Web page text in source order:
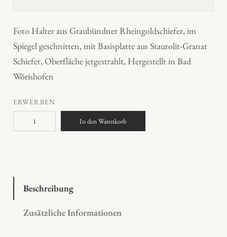
Foto Halter aus Graubündner Rheingoldschiefer, im
Spiegel geschnitten, mit Basisplatte aus Staurolit-Granat
Schiefer, Oberfläche jetgestrahlt, Hergestellt in Bad
Wörishofen
ERWERBEN
h
n
o
In den Warenkorb
Beschreibung
Zusätzliche Informationen